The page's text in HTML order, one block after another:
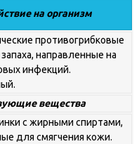
на организм
противогрибковые
направленные на
инфекций.
вещества
с жирными спиртами,
для смягчения кожи.